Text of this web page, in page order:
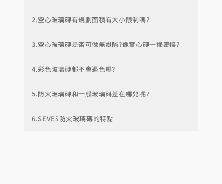
2.空心玻璃磚有規劃面積有大小限制嗎?
3.空心玻璃磚是否可做無縫隙?像實心磚一樣密接?
4.彩色玻璃磚都不會退色嗎?
5.防火玻璃磚和一般玻璃磚差在哪兒呢?
6.SEVES防火玻璃磚的特點